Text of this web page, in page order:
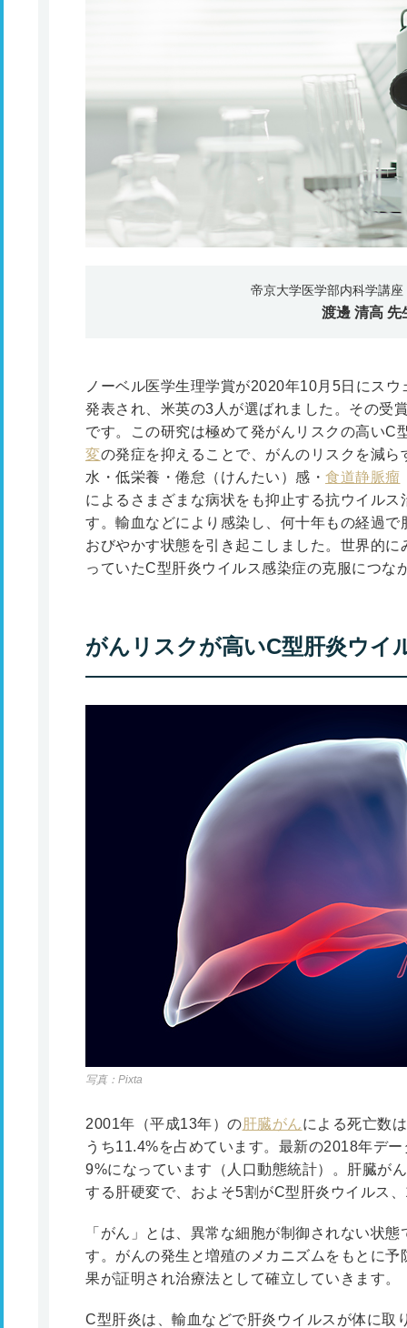
帝京大学医学部内科学講
渡邊 清高 先
ノーベル医学生理学賞が2020年10月5日にス
発表され、米英の3人が選ばれました。その受
です。この研究は極めて発がんリスクの高いC
変の発症を抑えることで、がんのリスクを減
水・低栄養・倦怠（けんたい）感・ 食道静脈瘤
によるさまざまな病状をも抑止する抗ウイル
す。輸血などにより感染し、何十年もの経過で
おびやかす状態を引き起こしました。世界的
っていたC型肝炎ウイルス感染症の克服につな
がんリスクが高いC型肝炎ウイ
写真：Pixta
2001年（平成13年）の 肝臓がんによる死亡数
うち11.4%を占めています。最新の2018年デ
9%になっています（人口動態統計）。肝臓が
する肝硬変で、およそ5割がC型肝炎ウイルス
「がん」とは、異常な細胞が制御されない状
す。がんの発生と増殖のメカニズムをもとに
果が証明され治療法として確立していきます。
C型肝炎は、輸血などで肝炎ウイルスが体に取